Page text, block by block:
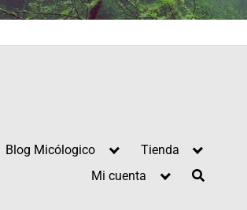
Blog Micólogico
Tienda
Mi cuenta